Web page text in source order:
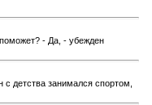
- Да, - убежден
детства занимался спортом,